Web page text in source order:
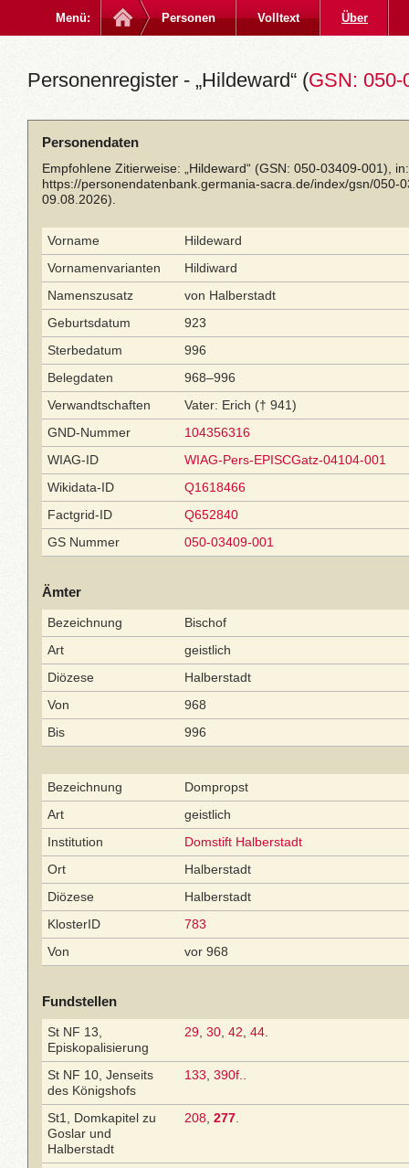
Menü: Personen Volltext Über
Personenregister - „Hildeward“ (GSN: 050-
Personendaten
Empfohlene Zitierweise: „Hildeward“ (GSN: 050-03409-001),
https://personendatenbank.germania-sacra.de/index/gsn/050-
09.08.2026).
Vorname
Hildeward
Vornamenvarianten
Hildiward
Namenszusatz
von Halberstadt
Geburtsdatum
923
Sterbedatum
996
Belegdaten
968–996
Verwandtschaften
Vater: Erich († 941)
GND-Nummer
104356316
WIAG-ID
WIAG-Pers-EPISCGatz-04104-001
Wikidata-ID
Q1618466
Factgrid-ID
Q652840
GS Nummer
050-03409-001
Ämter
Bezeichnung
Bischof
Art
geistlich
Diözese
Halberstadt
Von
968
Bis
996
Bezeichnung
Dompropst
Art
geistlich
Institution
Domstift Halberstadt
Ort
Halberstadt
Diözese
Halberstadt
KlosterID
783
Von
vor 968
Fundstellen
St NF 13,
Episkopalisierung
29 30 42 44
St NF 10, Jenseits
des Königshofs
133 390f.
St1, Domkapitel zu
Goslar und
Halberstadt
208 277